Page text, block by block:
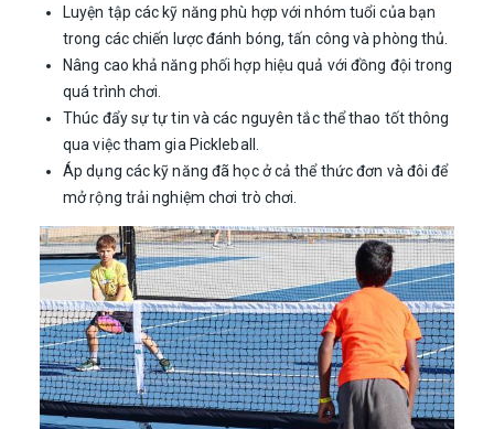
Luyện tập các kỹ năng phù hợp với nhóm tuổi của bạn
trong các chiến lược đánh bóng, tấn công và phòng thủ.
Nâng cao khả năng phối hợp hiệu quả với đồng đội trong
quá trình chơi.
Thúc đẩy sự tự tin và các nguyên tắc thể thao tốt thông
qua việc tham gia Pickleball.
Áp dụng các kỹ năng đã học ở cả thể thức đơn và đôi để
mở rộng trải nghiệm chơi trò chơi.